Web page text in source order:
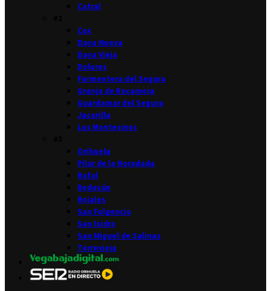
Catral
Cox
Daya Nueva
Daya Vieja
Dolores
Formentera del Segura
Granja de Rocamora
Guardamar del Segura
Jacarilla
Los Montesinos
Orihuela
Pilar de la Horadada
Rafal
Redován
Rojales
San Fulgencio
San Isidro
San Miguel de Salinas
Torrevieja